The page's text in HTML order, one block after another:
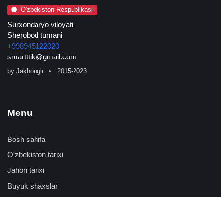
O'zbekiston Respublikasi
Surxondaryo viloyati
Sherobod tumani
+998945122020
smartttik@gmail.com
by Jakhongir 2015-2023
Menu
Bosh sahifa
O'zbekiston tarixi
Jahon tarixi
Buyuk shaxslar